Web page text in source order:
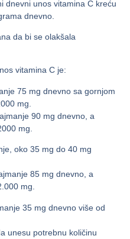
dnevni unos vitamina C kreću
dnevno.
da bi se olakšala
vitamina C je:
75 mg dnevno sa gornjom
mg.
90 mg dnevno, a
mg.
oko 35 mg do 40 mg
85 mg dnevno, a
mg.
35 mg dnevno više od
unesu potrebnu količinu